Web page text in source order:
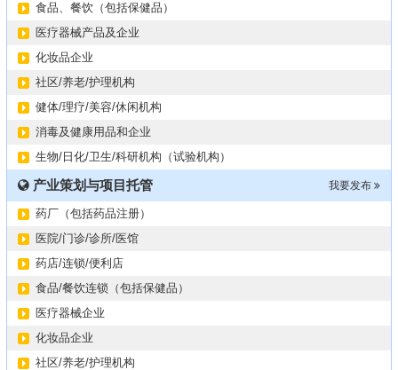
食品、餐饮（包括保健品）
医疗器械产品及企业
化妆品企业
社区/养老/护理机构
健体/理疗/美容/休闲机构
消毒及健康用品和企业
生物/日化/卫生/科研机构（试验机构）
我要发布
产业策划与项目托管
药厂（包括药品注册）
医院/门诊/诊所/医馆
药店/连锁/便利店
食品/餐饮连锁（包括保健品）
医疗器械企业
化妆品企业
社区/养老/护理机构